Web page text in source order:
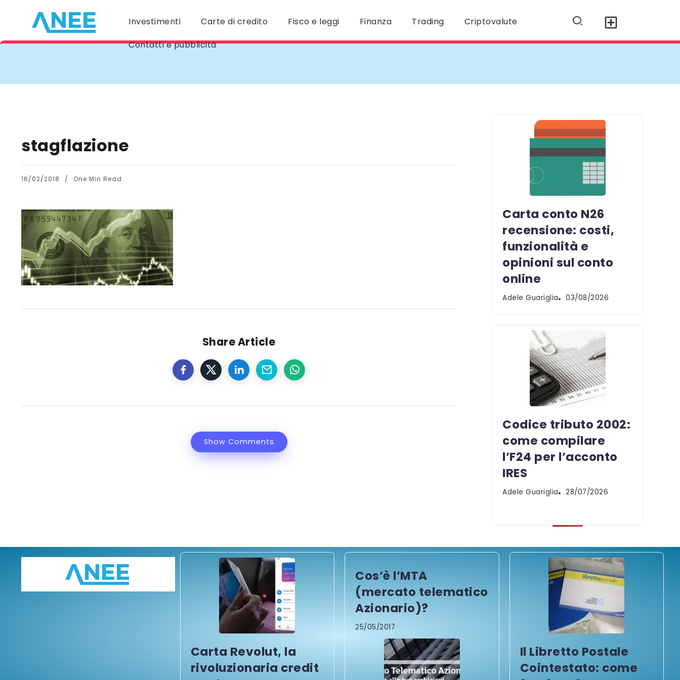
Investimenti Carte di credito Fisco e leggi Finanza Trading
Criptovalute
Contatti e pubblicità
stagflazione
16/02/2018 One Min Read
Share Article
Show Comments
Carta conto N26
recensione: costi,
funzionalità e
opinioni sul conto
online
Adele Guariglia 03/08/2026
Codice tributo 2002:
come compilare
l’F24 per l’acconto
IRES
Adele Guariglia 28/07/2026
Carta Revolut, la
rivoluzionaria credit
Cos’è l’MTA
(mercato telematico
Azionario)?
25/05/2017
Il Libretto Postale
Cointestato: come